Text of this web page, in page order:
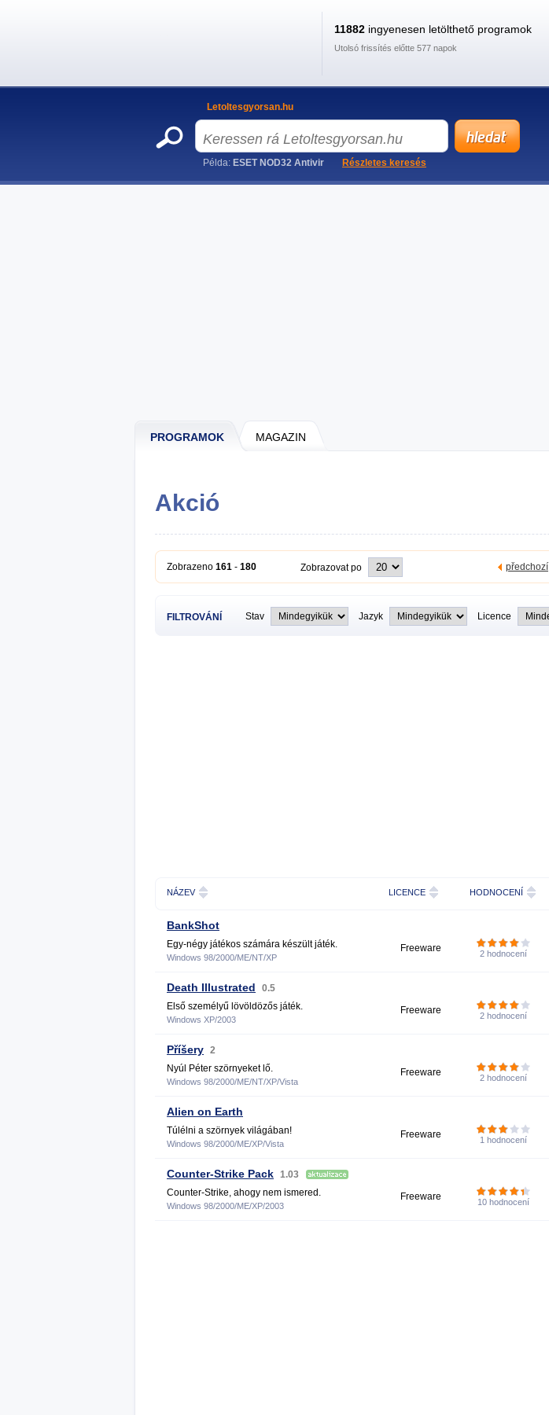
PROGRAMOK MAGAZIN
Akció
Zobrazeno 161 - 180 Zobrazovat po předchozí
FILTROVÁNÍ Stav Jazyk Licence
NÁZEV LICENCE HODNOCENÍ
BankShot
Egy-négy játékos számára készült játék.
Windows 98/2000/ME/NT/XP
Freeware 2 hodnocení
Death Illustrated
0.5
Első személyű lövöldözős játék.
Windows XP/2003
Freeware 2 hodnocení
Příšery 2
Nyúl Péter szörnyeket lő.
Windows 98/2000/ME/NT/XP/Vista
Freeware 2 hodnocení
Alien on Earth
Túlélni a szörnyek világában!
Windows 98/2000/ME/XP/Vista
Freeware 1 hodnocení
Counter-Strike Pack 1.03
Counter-Strike, ahogy nem ismered.
Windows 98/2000/ME/XP/2003
Freeware 10 hodnocení
11882 ingyenesen letölthető programok
Utolsó frissítés előtte 577 napok
Letoltesgyorsan.hu
Példa: ESET NOD32 Antivir Részletes keresés